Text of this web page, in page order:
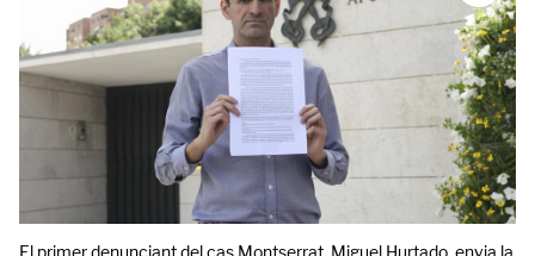
El primer denunciant del cas Montserrat, Miguel Hurtado, envia la